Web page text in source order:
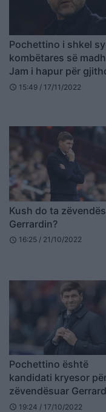
Pochettino i shkel
kombëtares së
Jam i hapur për
schedule 15:49 / 17/11/2022
Kush do ta
Gerrardin?
schedule 16:25 / 21/10/2022
Pochettino është
kandidati kryesor
zëvendësuar
Aston Villa, ka dhe 2
schedule 19:24 / 17/10/2022